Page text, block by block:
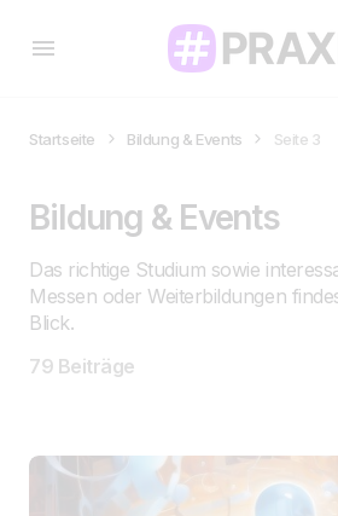
Startseite Bildung & Events Seite 3
Bildung & Events
Das richtige Studium sowie
Messen oder Weiterbildungen
Blick.
79 Beiträge